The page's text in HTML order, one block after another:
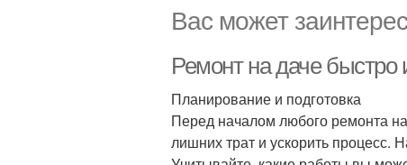
Вас может
Ремонт на даче быстро
Планирование и подготовка
Перед началом любого ремонта
лишних трат и ускорить процесс.